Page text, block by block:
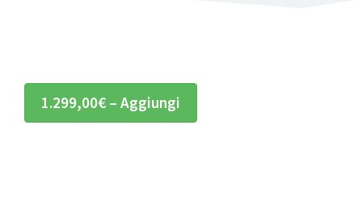
1.299,00€ – Aggiungi